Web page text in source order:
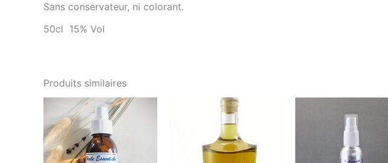
Sans conservateur, ni colorant.
50cl 15% Vol
Produits similaires